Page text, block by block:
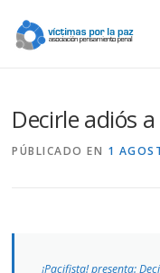
contenido
Decirle adiós
PÚBLICADO EN 1
¡Pacifista! presenta: